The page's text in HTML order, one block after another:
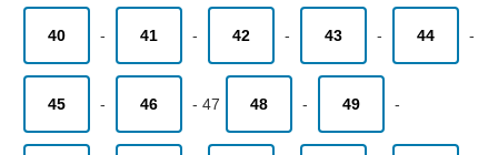
40 - 41 - 42 - 43 - 44 -
45 - 46 - 47 48 - 49 -